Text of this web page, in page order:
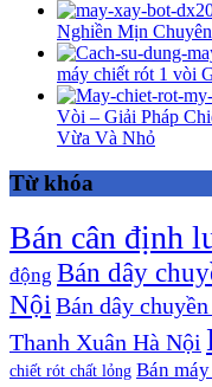
Nghiền Mịn
máy chiết rót 1 vòi
Vòi – Giải Pháp
Vừa Và Nhỏ
Từ khóa
Bán cân định
động Bán dây
Nội Bán dây
Thanh Xuân Hà Nội
chiết rót chất lỏng Bán